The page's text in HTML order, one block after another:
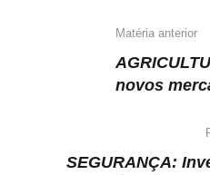
k
Matéria anterior
novos
SEGURANÇA: